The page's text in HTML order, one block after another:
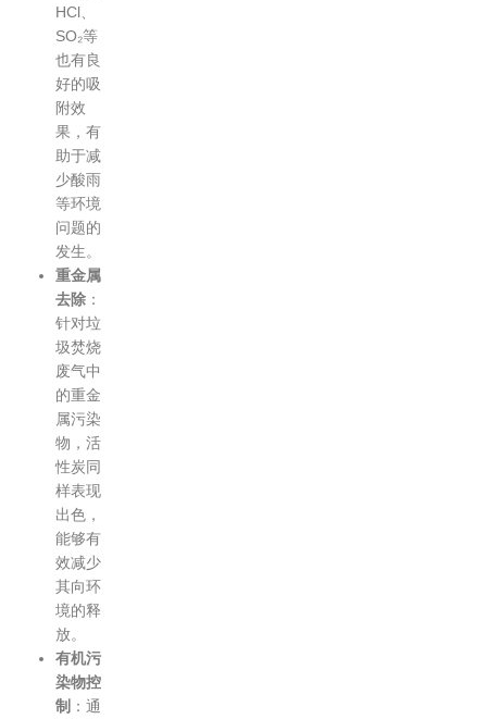
HCl、
SO₂等
也有良
好的吸
附效
果，有
助于减
少酸雨
等环境
问题的
发生。
重金属
去除 ：
针对垃
圾焚烧
废气中
的重金
属污染
物，活
性炭同
样表现
出色，
能够有
效减少
其向环
境的释
放。
有机污
染物控
制 ：通